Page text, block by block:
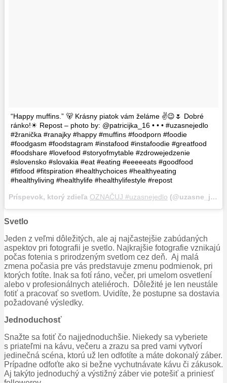
“Happy muffins.” 🐻 Krásny piatok vám želáme ✌😉🌷 Dobré
ránko!☀ Repost – photo by: @patricijka_16 • • • #uzasnejedlo
#žranička #ranajky #happy #muffins #foodporn #foodie
#foodgasm #foodstagram #instafood #instafoodie #greatfood
#foodshare #lovefood #storyofmytable #zdrowejedzenie
#slovensko #slovakia #eat #eating #eeeeeats #goodfood
#fitfood #fitspiration #healthychoices #healthyeating
#healthyliving #healthylife #healthylifestyle #repost
Príspevok, ktorý zdieľa OZNAČUJ #uzasnejedlo (@uzasne_jedlo),
Svetlo
Jeden z veľmi dôležitých, ale aj najčastejšie zabúdaných
aspektov pri fotografii je svetlo. Najkrajšie fotografie vznikajú
počas fotenia s prirodzeným svetlom cez deň. Aj malá
zmena počasia pre vás predstavuje zmenu podmienok, pri
ktorých fotíte. Inak sa fotí ráno, večer, pri umelom osvetlení
alebo v profesionálnych ateliéroch. Dôležité je len neustále
fotiť a pracovať so svetlom. Uvidíte, že postupne sa dostavia
požadované výsledky.
Jednoduchosť
Snažte sa fotiť čo najjednoduchšie. Niekedy sa vyberiete
s priateľmi na kávu, večeru a zrazu sa pred vami vytvorí
jedinečná scéna, ktorú už len odfotíte a máte dokonalý záber.
Prípadne odfoťte ako si bežne vychutnávate kávu či zákusok.
Aj takýto jednoduchý a výstižný záber vie potešiť a priniesť